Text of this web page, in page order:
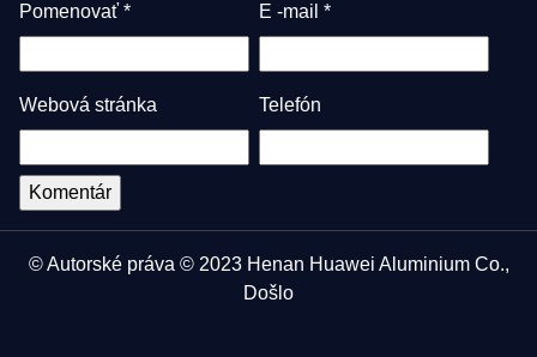
Pomenovať * E -mail *
Webová stránka Telefón
© Autorské práva © 2023 Henan Huawei Aluminium Co.,
Došlo